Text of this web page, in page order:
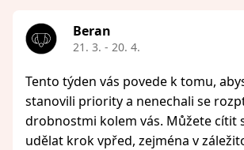
Beran
21. 3. - 20. 4.
Tento týden vás povede k tomu,
stanovili priority a nenechali se
drobnostmi kolem vás. Můžete cítit
udělat krok vpřed, zejména v